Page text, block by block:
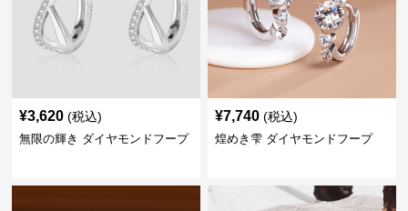
¥3,620 (税込)
無限の輝き ダイヤモンドフープ
¥7,740 (税込)
煌めき雫 ダイヤモンドフープ